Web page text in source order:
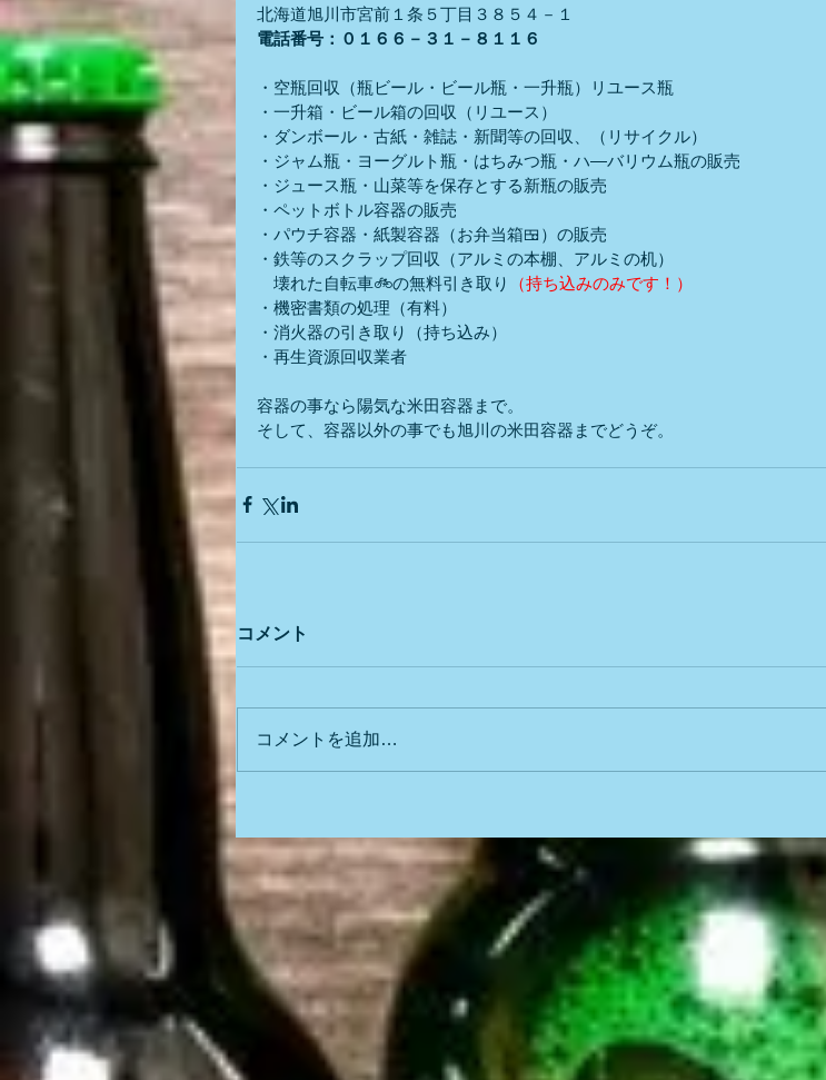
北海道旭川市宮前１条５丁目３８５４－１
電話番号：０１６６－３１－８１１６
・空瓶回収（瓶ビール・ビール瓶・一升瓶）リユース瓶
・一升箱・ビール箱の回収（リユース）
・ダンボール・古紙・雑誌・新聞等の回収、（リサイクル）
・ジャム瓶・ヨーグルト瓶・はちみつ瓶・ハ―バリウム瓶の販売
・ジュース瓶・山菜等を保存とする新瓶の販売
・ペットボトル容器の販売
・パウチ容器・紙製容器（お弁当箱🍱）の販売
・鉄等のスクラップ回収（アルミの本棚、アルミの机）
壊れた自転車🚲の無料引き取り
（持ち込みのみです！）
・機密書類の処理（有料）
・消火器の引き取り（持ち込み）
・再生資源回収業者
容器の事なら陽気な米田容器まで。
そして、容器以外の事でも旭川の米田容器までどうぞ。
コメント
コメントを追加…